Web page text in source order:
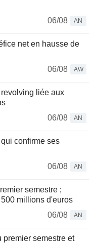
06/08
AN
net en hausse de
06/08
AW
liée aux
06/08
AN
confirme ses
06/08
AN
semestre ;
millions d'euros
06/08
AN
semestre et